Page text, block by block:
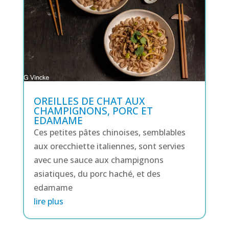
OREILLES DE CHAT AUX
CHAMPIGNONS, PORC ET
EDAMAME
Ces petites pâtes chinoises, semblables
aux orecchiette italiennes, sont servies
avec une sauce aux champignons
asiatiques, du porc haché, et des
edamame
lire plus